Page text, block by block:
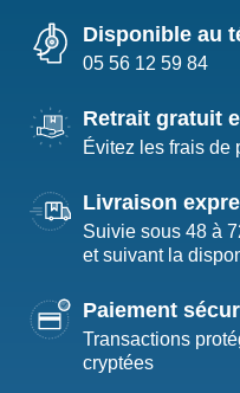
Disponible au
05 56 12 59 84
Retrait gratuit
Évitez les frais de
Livraison
Suivie sous 48 à
et suivant la
Paiement
Transactions
cryptées